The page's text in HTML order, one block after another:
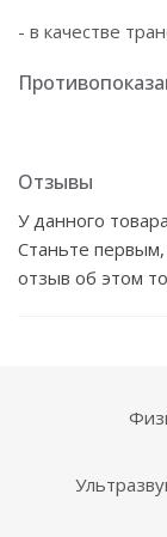
- в качестве
Отзывы
У данного
Станьте первым,
отзыв об этом